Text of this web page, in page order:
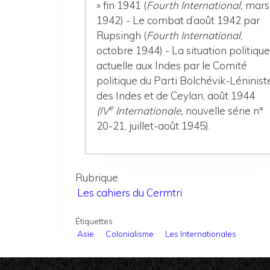
» fin 1941 (Fourth International, mars
1942) - Le combat d’août 1942 par
Rupsingh (Fourth International,
octobre 1944) - La situation politique
actuelle aux Indes par le Comité
politique du Parti Bolchévik-
des Indes et de Ceylan, août 1944
(IVeInternationale, nouvelle série n°
20-21, juillet-août 1945).
Rubrique
Les cahiers du Cermtri
Étiquettes
Asie
Colonialisme Les Internationales